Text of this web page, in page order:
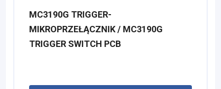
MC3190G TRIGGER-
MIKROPRZEŁĄCZNIK / MC3190G
TRIGGER SWITCH PCB